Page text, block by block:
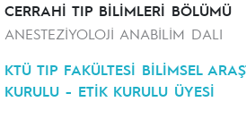
CERRAHİ TIP BİLİMLERİ BÖLÜMÜ
ANESTEZİYOLOJİ ANABİLİM DALI
KTÜ TIP FAKÜLTESİ BİLİMSEL
KURULU - ETİK KURULU ÜYESİ